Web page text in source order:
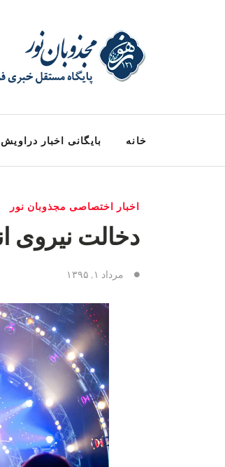
خانه بایگانی اخبار دراویش
اخبار اختصاصی مجذوبان نور
دخالت نیروی
مرداد ۱, ۱۳۹۵